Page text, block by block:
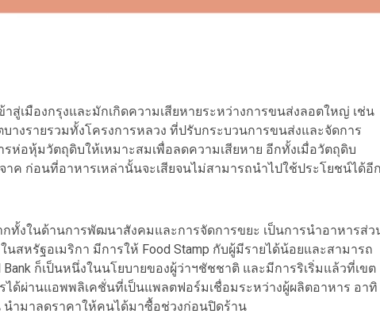
สู่เมืองกรุงและมักเกิดความเสียหายระหว่างการขนส่งลอตใหญ่ เช่น
บางรายรวมทั้งโครงการหลวง ที่ปรับกระบวนการขนส่งและจัดการ
ห่อหุ้มวัตถุดิบให้เหมาะสมเพื่อลดความเสียหาย อีกทั้งเมื่อวัตถุดิบ
ค ก่อนที่อาหารเหล่านั้นจะเสียจนไม่สามารถนำไปใช้ประโยชน์ได้อี
ทั้งในด้านการพัฒนาสังคมและการจัดการขยะ เป็นการนำอาหารส่ว
หรัฐอเมริกา มีการให้ Food Stamp กับผู้มีรายได้น้อยและสามารถ
ก็เป็นหนึ่งในนโยบายของผู้ว่าฯชัชชาติ และมีการริเริ่มแล้วที่เขต
ด้ผ่านแอพพลิเคชั่นที่เป็นแพลตฟอร์มเชื่อมระหว่างผู้ผลิตอาหาร อาทิ
นำมาลดราคาให้คนได้มาซื้อช่วงก่อนปิดร้าน